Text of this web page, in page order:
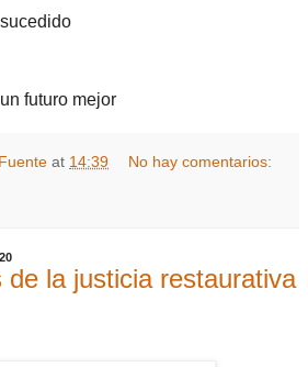
futuro mejor
at 14:39 No hay comentarios:
la justicia restaurativa